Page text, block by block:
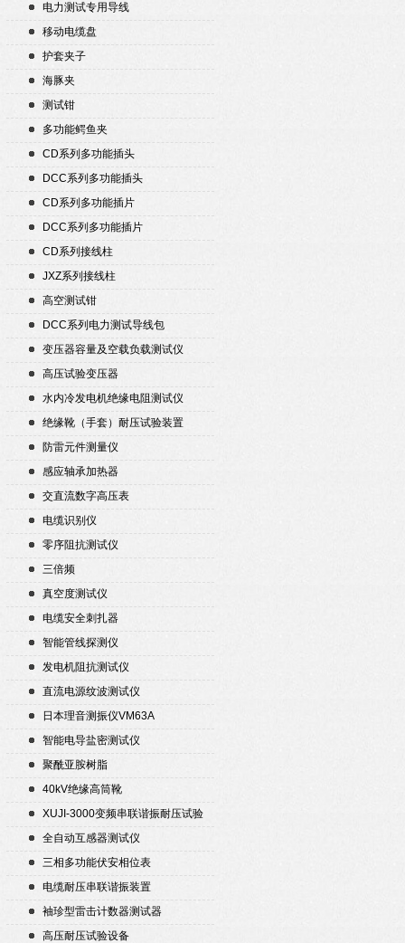
电力测试专用导线
移动电缆盘
护套夹子
海豚夹
测试钳
多功能鳄鱼夹
CD系列多功能插头
DCC系列多功能插头
CD系列多功能插片
DCC系列多功能插片
CD系列接线柱
JXZ系列接线柱
高空测试钳
DCC系列电力测试导线包
变压器容量及空载负载测试仪
高压试验变压器
水内冷发电机绝缘电阻测试仪
绝缘靴（手套）耐压试验装置
防雷元件测量仪
感应轴承加热器
交直流数字高压表
电缆识别仪
零序阻抗测试仪
三倍频
真空度测试仪
电缆安全刺扎器
智能管线探测仪
发电机阻抗测试仪
直流电源纹波测试仪
日本理音测振仪VM63A
智能电导盐密测试仪
聚酰亚胺树脂
40kV绝缘高筒靴
XUJI-3000变频串联谐振耐压试验
装置
全自动互感器测试仪
三相多功能伏安相位表
电缆耐压串联谐振装置
袖珍型雷击计数器测试器
高压耐压试验设备